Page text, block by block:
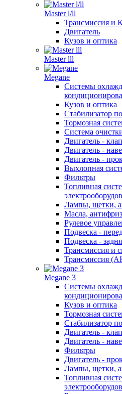
Master l/ll
Трансмиссия и
Двигатель
Кузов и оптика
Master lll
Megane
Системы
Кузов и оптика
Стабилизатор
Тормозная
Система
Двигатель -
Двигатель -
Двигатель -
Выхлопная
Фильтры
Топливная
Лампы, щетки,
Масла,
Рулевое
Подвеска -
Подвеска -
Трансмиссия и
Трансмиссия
Megane 3
Системы
Кузов и оптика
Тормозная
Стабилизатор
Двигатель -
Двигатель -
Фильтры
Двигатель -
Лампы, щетки,
Топливная